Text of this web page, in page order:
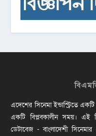
এদেশের সিনেমা ইন্ডাস্ট্রিতে
একটি বিপ্লবকালীন সময়। এই
ডেটাবেজ - বাংলাদেশী সিনেমার